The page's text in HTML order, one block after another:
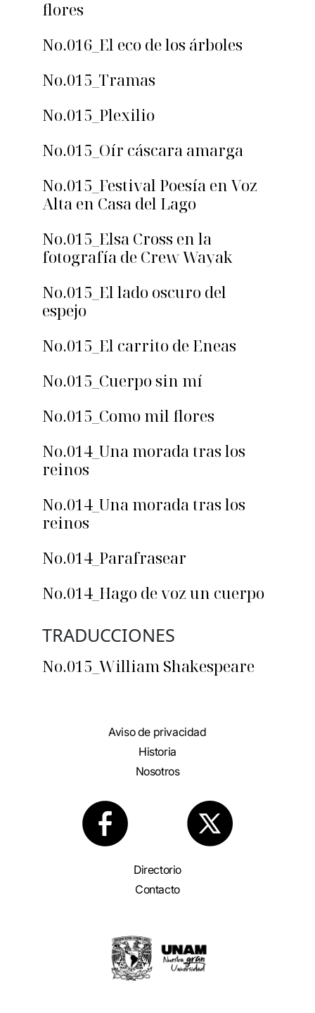
flores
No.016_El eco de los árboles
No.015_Tramas
No.015_Plexilio
No.015_Oír cáscara amarga
No.015_Festival Poesía en Voz
Alta en Casa del Lago
No.015_Elsa Cross en la
fotografía de Crew Wayak
No.015_El lado oscuro del
espejo
No.015_El carrito de Eneas
No.015_Cuerpo sin mí
No.015_Como mil flores
No.014_Una morada tras los
reinos
No.014_Una morada tras los
reinos
No.014_Parafrasear
No.014_Hago de voz un cuerpo
TRADUCCIONES
No.015_William Shakespeare
Aviso de privacidad
Historia
Nosotros
Directorio
Contacto